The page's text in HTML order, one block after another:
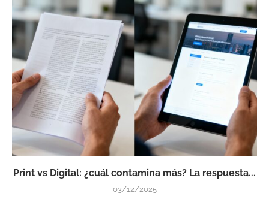
Print vs Digital: ¿cuál contamina más? La respuesta...
03/12/2025